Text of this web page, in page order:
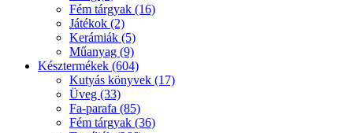
Fém tárgyak (16)
Játékok (2)
Kerámiák (5)
Műanyag (9)
Késztermékek (604)
Kutyás könyvek (17)
Üveg (33)
Fa-parafa (85)
Fém tárgyak (36)